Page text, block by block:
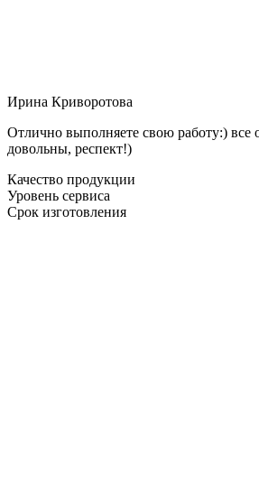
Ирина Криворотова
Отлично выполняете свою работу:) все
довольны, респект!)
Качество продукции
Уровень сервиса
Срок изготовления